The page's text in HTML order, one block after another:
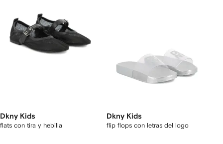
Dkny Kids
flats con tira y hebilla
Dkny Kids
flip flops con letras del logo